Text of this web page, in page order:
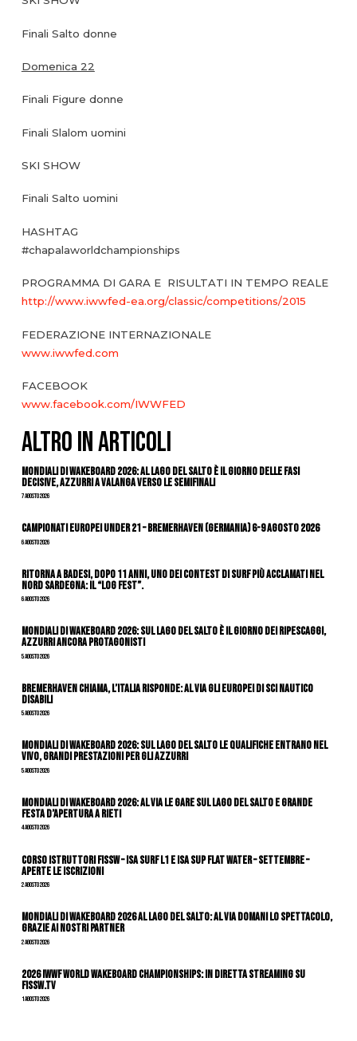
Finali Salto donne
Domenica 22
Finali Figure donne
Finali Slalom uomini
SKI SHOW
Finali Salto uomini
HASHTAG
#chapalaworldchampionships
PROGRAMMA DI GARA E RISULTATI IN TEMPO REALE
http://www.iwwfed-ea.org/classic/competitions/2015
FEDERAZIONE INTERNAZIONALE
www.iwwfed.com
FACEBOOK
www.facebook.com/IWWFED
ALTRO IN ARTICOLI
Mondiali di Wakeboard 2026: al Lago del Salto è il giorno delle fasi
decisive, azzurri a valanga verso le semifinali
7 Agosto 2026
Campionati Europei Under 21 – Bremerhaven (Germania) 6-9 agosto 2026
6 Agosto 2026
Ritorna a Badesi, dopo 11 anni, uno dei contest di surf più acclamati nel
nord Sardegna: il “Log Fest”.
6 Agosto 2026
Mondiali di Wakeboard 2026: sul Lago del Salto è il giorno dei ripescaggi,
azzurri ancora protagonisti
5 Agosto 2026
Bremerhaven chiama, l’Italia risponde: al via gli Europei di Sci Nautico
Disabili
5 Agosto 2026
Mondiali di Wakeboard 2026: sul Lago del Salto le qualifiche entrano nel
vivo, grandi prestazioni per gli azzurri
5 Agosto 2026
Mondiali di Wakeboard 2026: al via le gare sul Lago del Salto e grande
festa d’apertura a Rieti
4 Agosto 2026
CORSO ISTRUTTORI FISSW – ISA SURF L1 e ISA SUP Flat Water – SETTEMBRE –
APERTE LE ISCRIZIONI
2 Agosto 2026
Mondiali di Wakeboard 2026 al Lago del Salto: al via domani lo spettacolo,
grazie ai nostri Partner
2 Agosto 2026
2026 IWWF WORLD WAKEBOARD CHAMPIONSHIPS: IN DIRETTA STREAMING SU
FISSW.TV
1 Agosto 2026